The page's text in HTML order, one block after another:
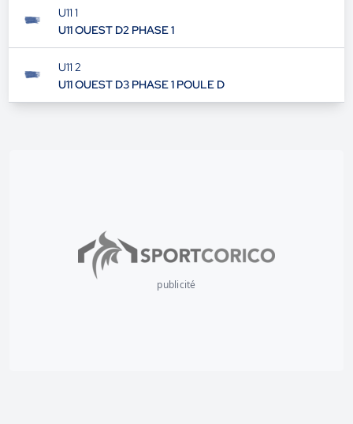
U11 1
U11 OUEST D2 PHASE 1
U11 2
U11 OUEST D3 PHASE 1 POULE D
publicité